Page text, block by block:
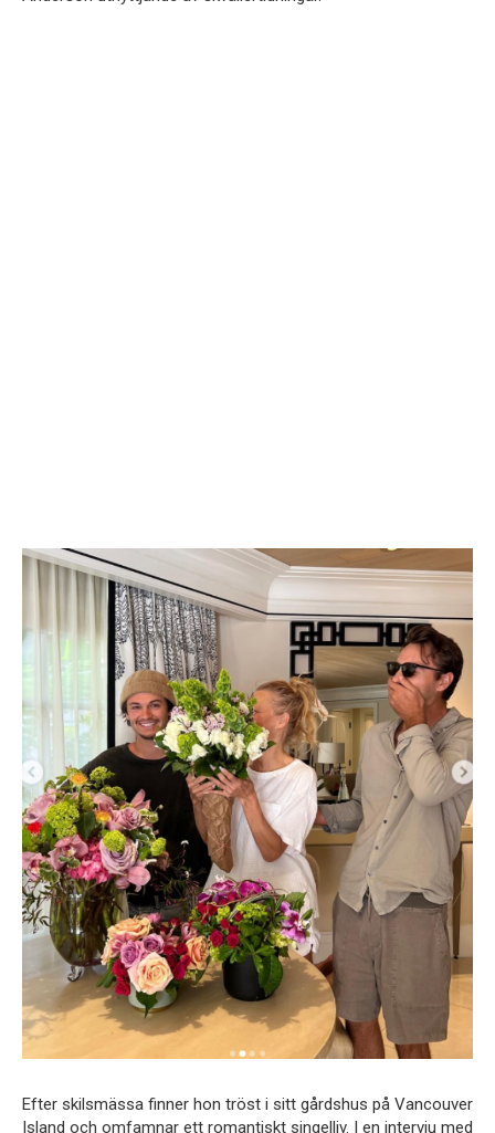
Efter skilsmässa finner hon tröst i sitt gårdshus på Vancouver
Island och omfamnar ett romantiskt singelliv. I en intervju med